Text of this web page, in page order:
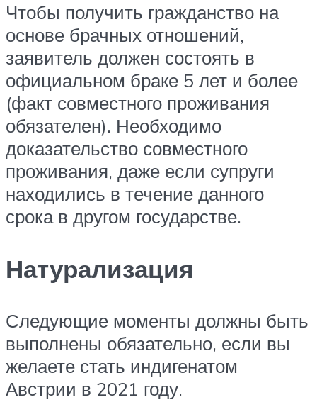
Чтобы получить гражданство на
основе брачных отношений,
заявитель должен состоять в
официальном браке 5 лет и более
(факт совместного проживания
обязателен). Необходимо
доказательство совместного
проживания, даже если супруги
находились в течение данного
срока в другом государстве.
Натурализация
Следующие моменты должны быть
выполнены обязательно, если вы
желаете стать индигенатом
Австрии в 2021 году.